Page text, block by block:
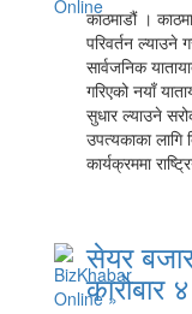
काठमाडौं ।
परिवर्तन ल्याउने
सार्वजनिक
गरिएको नयाँ
सुधार ल्याउने
उपत्यकाका लागि
कार्यक्रममा
सेयर
कारोबार